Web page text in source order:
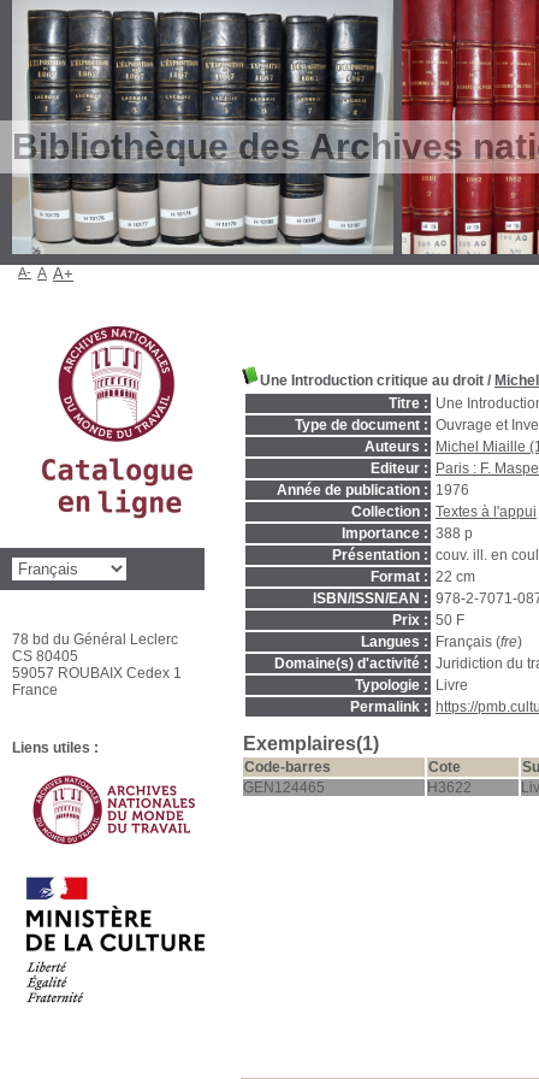
Bibliothèque des Archives
Une Introduction critique au droit /
Titre : Une
Type de document : Ouvrage et
Auteurs :
Michel Miaille
Editeur :
Paris : F.
Année de publication : 1976
Collection : Textes à l'appui
Importance : 388 p
Présentation : couv. ill. en coul
Format : 22 cm
ISBN/ISSN/EAN : 978-2-7071-
Prix : 50 F
Langues :
Français (fre)
Domaine(s) d'activité : Juridiction du
Typologie :
Livre
Permalink :
https://
Exemplaires(1)
Code-barres Cote
GEN124465
H3622
A- A A+
78 bd du Général Leclerc
CS 80405
59057 ROUBAIX Cedex 1
France
Liens utiles :